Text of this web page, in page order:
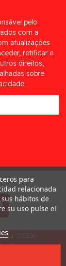
pelo
com a
atualizações
retificar e
direitos,
sobre
"ICEX-
Europea, para
del
para
relacionada
hábitos de
su uso pulse el